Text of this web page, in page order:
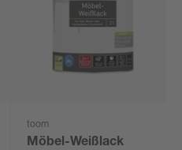
toom
Möbel-Weißlack